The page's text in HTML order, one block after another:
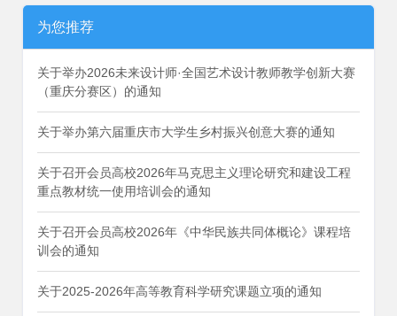
为您推荐
关于举办2026未来设计师·全国艺术设计教师教学创新大赛
（重庆分赛区）的通知
关于举办第六届重庆市大学生乡村振兴创意大赛的通知
关于召开会员高校2026年马克思主义理论研究和建设工程
重点教材统一使用培训会的通知
关于召开会员高校2026年《中华民族共同体概论》课程培
训会的通知
关于2025-2026年高等教育科学研究课题立项的通知